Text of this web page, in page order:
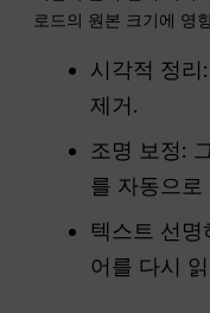
로드의 원본 크기에 영
시각적 정리
제거.
조명 보정:
를 자동으로
텍스트 선
어를 다시